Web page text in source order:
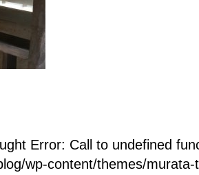
Error: Call to undefined
wp-content/themes/